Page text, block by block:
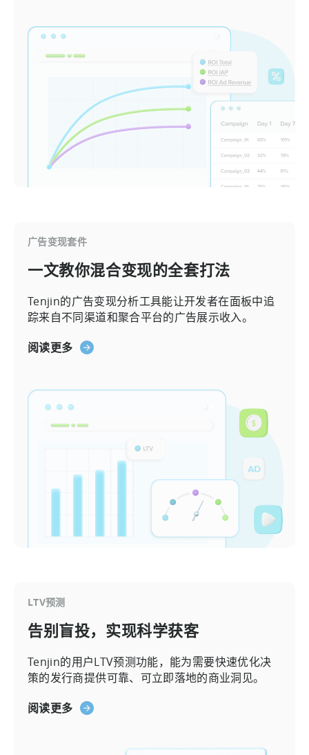
广告变现套件
一文教你混合变现的全套打法
Tenjin的广告变现分析工具能让开发者在面板中追
踪来自不同渠道和聚合平台的广告展示收入。
阅读更多
LTV预测
告别盲投，实现科学获客
Tenjin的用户LTV预测功能，能为需要快速优化决
策的发行商提供可靠、可立即落地的商业洞见。
阅读更多